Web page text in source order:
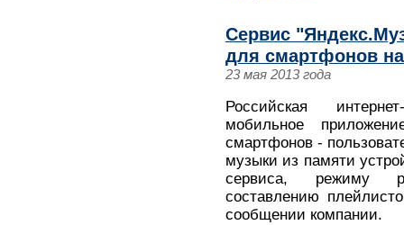
Сервис
для смартфонов
23 мая 2013 года
Российская
мобильное
смартфонов -
музыки из памяти
сервиса, режиму
составлению
сообщении компании.